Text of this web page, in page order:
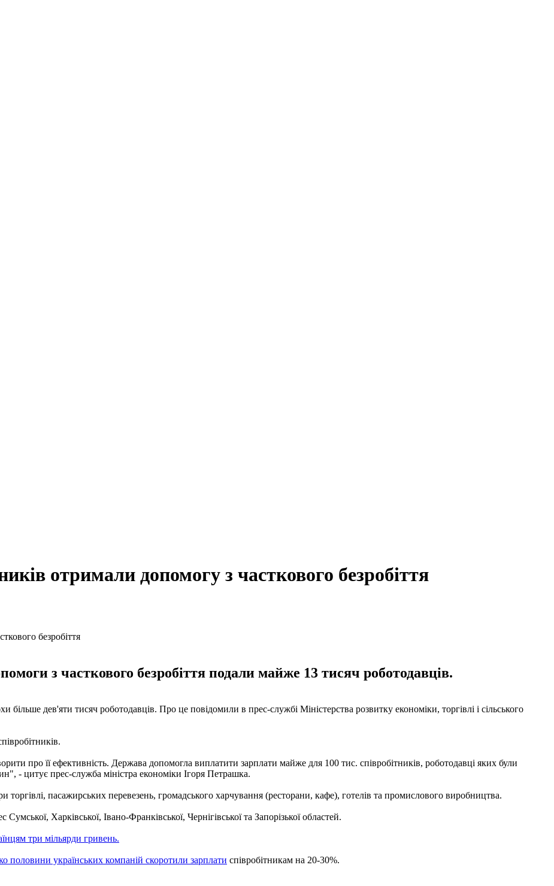
отримали допомогу з часткового безробіття
з часткового безробіття подали майже 13 тисяч роботодавців.
більше дев'яти тисяч роботодавців. Про це повідомили в прес-службі Міністерства розвитку економіки, торгівлі і сільського
про її ефективність. Держава допомогла виплатити зарплати майже для 100 тис. співробітників, роботодавці яких були
- цитує прес-служба міністра економіки Ігоря Петрашка.
пасажирських перевезень, громадського харчування (ресторани, кафе), готелів та промислового виробництва.
Харківської, Івано-Франківської, Чернігівської та Запорізької областей.
три мільярди гривень.
половини українських компаній скоротили зарплати співробітникам на 20-30%.